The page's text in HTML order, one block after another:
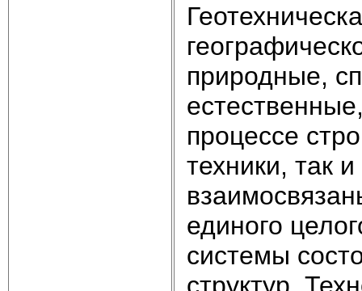
природные,
процессе
техники, так
единого
системы
структур.